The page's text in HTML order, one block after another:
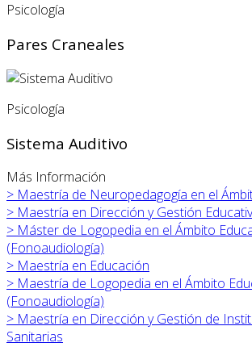
Psicología
Pares Craneales
Psicología
Sistema Auditivo
Más Información
> Maestría de Neuropedagogía en el
> Maestría en Dirección y Gestión
> Máster de Logopedia en el Ámbito
(Fonoaudiología)
> Maestría en Educación
> Maestría de Logopedia en el Ámbito
(Fonoaudiología)
> Maestría en Dirección y Gestión de
Sanitarias